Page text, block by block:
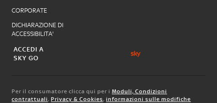
CORPORATE
DICHIARAZIONE DI
ACCESSIBILITA'
ACCEDI A
SKY GO
Per il consumatore clicca qui per i Moduli, Condizioni
contrattuali, Privacy & Cookies, informazioni sulle modifiche